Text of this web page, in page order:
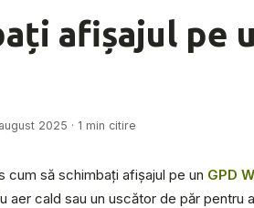
afișajul pe
2025 · 1 min citire
să schimbați afișajul pe un GPD
aer cald sau un uscător de păr pentru